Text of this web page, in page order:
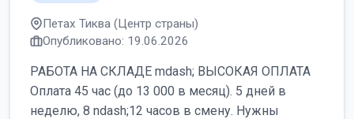
Петах Тиква (Центр страны)
Опубликовано: 19.06.2026
РАБОТА НА СКЛАДЕ mdash; ВЫСОКАЯ ОПЛАТА
Оплата 45 час (до 13 000 в месяц). 5 дней в
неделю, 8 ndash;12 часов в смену. Нужны